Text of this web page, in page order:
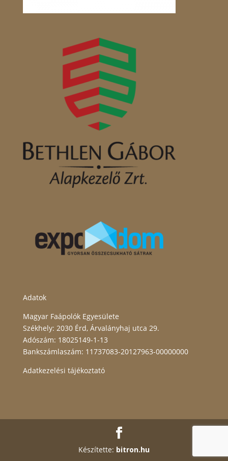
Adatok
Magyar Faápolók Egyesülete
Székhely: 2030 Érd, Árvalányhaj utca 29.
Adószám: 18025149-1-13
Bankszámlaszám: 11737083-20127963-00000000
Adatkezelési tájékoztató
Készítette: bitron.hu